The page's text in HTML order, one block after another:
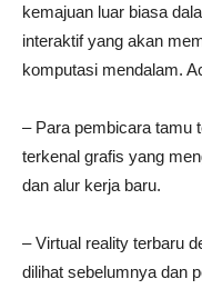
kemajuan luar biasa
interaktif yang akan
komputasi mendalam.
– Para pembicara tamu
terkenal grafis yang
dan alur kerja baru.
– Virtual reality terbaru
dilihat sebelumnya dan